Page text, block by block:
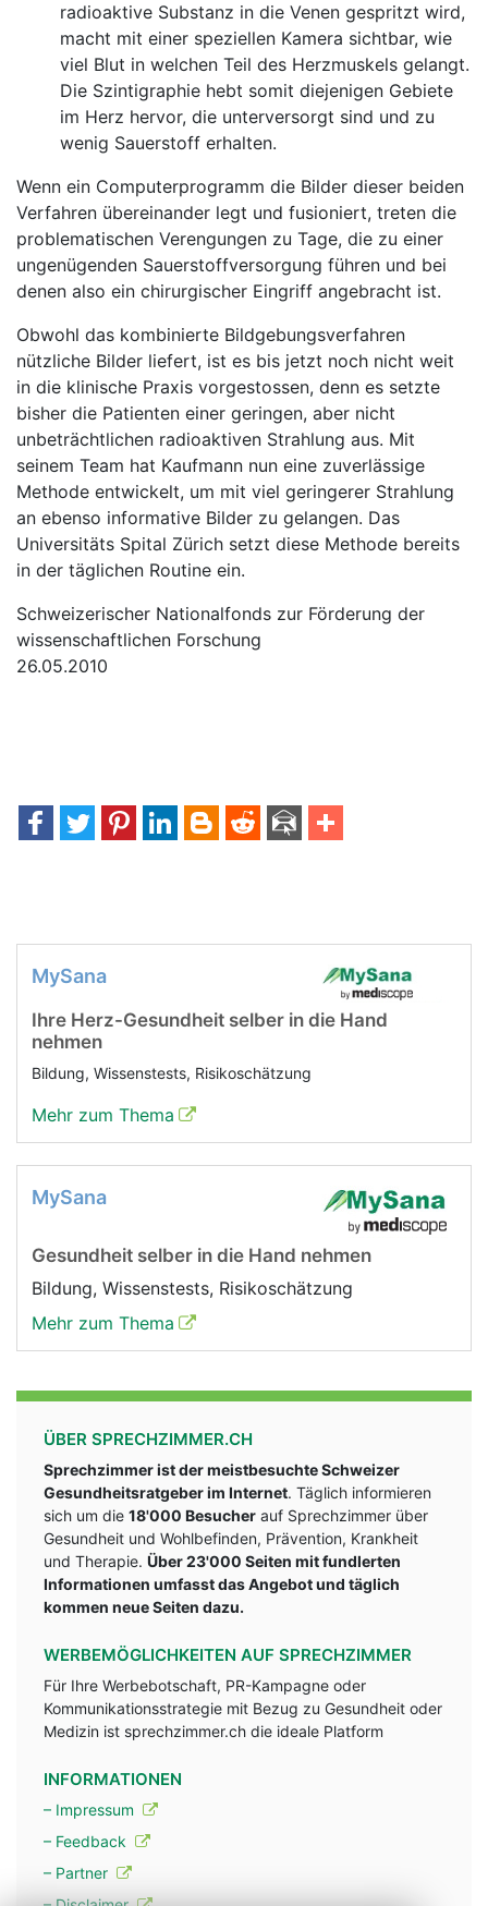
radioaktive Substanz in die Venen gespritzt wird,
macht mit einer speziellen Kamera sichtbar, wie
viel Blut in welchen Teil des Herzmuskels gelangt.
Die Szintigraphie hebt somit diejenigen Gebiete
im Herz hervor, die unterversorgt sind und zu
wenig Sauerstoff erhalten.
Wenn ein Computerprogramm die Bilder dieser beiden
Verfahren übereinander legt und fusioniert, treten die
problematischen Verengungen zu Tage, die zu einer
ungenügenden Sauerstoffversorgung führen und bei
denen also ein chirurgischer Eingriff angebracht ist.
Obwohl das kombinierte Bildgebungsverfahren
nützliche Bilder liefert, ist es bis jetzt noch nicht weit
in die klinische Praxis vorgestossen, denn es setzte
bisher die Patienten einer geringen, aber nicht
unbeträchtlichen radioaktiven Strahlung aus. Mit
seinem Team hat Kaufmann nun eine zuverlässige
Methode entwickelt, um mit viel geringerer Strahlung
an ebenso informative Bilder zu gelangen. Das
Universitäts Spital Zürich setzt diese Methode bereits
in der täglichen Routine ein.
Schweizerischer Nationalfonds zur Förderung der
wissenschaftlichen Forschung
26.05.2010
MySana
Ihre Herz-Gesundheit selber in die Hand
nehmen
Bildung, Wissenstests, Risikoschätzung
Mehr zum Thema
MySana
Gesundheit selber in die Hand nehmen
Bildung, Wissenstests, Risikoschätzung
Mehr zum Thema
ÜBER SPRECHZIMMER.CH
Sprechzimmer ist der meistbesuchte Schweizer
Gesundheitsratgeber im Internet. Täglich informieren
sich um die 18'000 Besucher auf Sprechzimmer über
Gesundheit und Wohlbefinden, Prävention, Krankheit
und Therapie. Über 23'000 Seiten mit fundlerten
Informationen umfasst das Angebot und täglich
kommen neue Seiten dazu.
WERBEMÖGLICHKEITEN AUF SPRECHZIMMER
Für Ihre Werbebotschaft, PR-Kampagne oder
Kommunikationsstrategie mit Bezug zu Gesundheit oder
Medizin ist sprechzimmer.ch die ideale Platform
INFORMATIONEN
– Impressum
– Feedback
– Partner